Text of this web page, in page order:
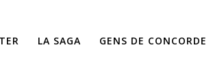
LA SAGA GENS DE CONCORDE